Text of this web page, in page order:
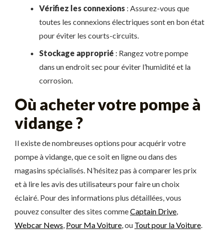
Vérifiez les connexions : Assurez-vous que
toutes les connexions électriques sont en bon état
pour éviter les courts-circuits.
Stockage approprié : Rangez votre pompe
dans un endroit sec pour éviter l’humidité et la
corrosion.
Où acheter votre pompe à
vidange ?
Il existe de nombreuses options pour acquérir votre
pompe à vidange, que ce soit en ligne ou dans des
magasins spécialisés. N’hésitez pas à comparer les prix
et à lire les avis des utilisateurs pour faire un choix
éclairé. Pour des informations plus détaillées, vous
pouvez consulter des sites commeCaptain Drive,
Webcar News, Pour Ma Voiture, ou Tout pour la Voiture.